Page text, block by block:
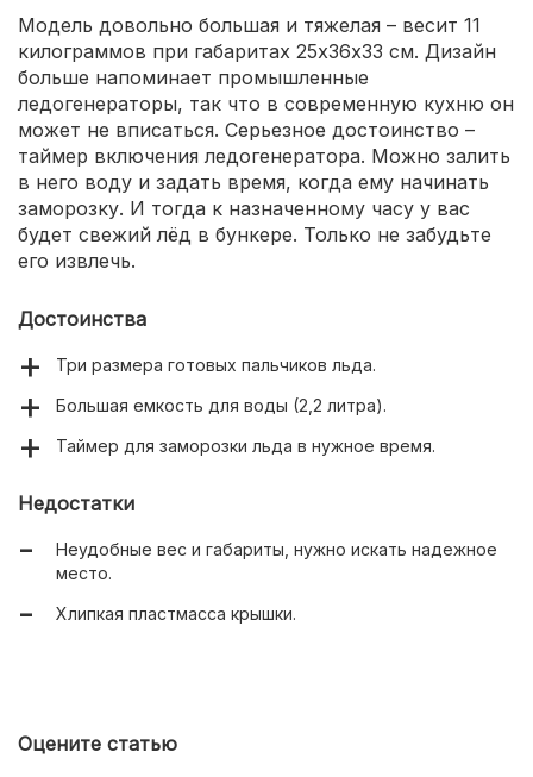
Модель довольно большая и тяжелая – весит 11
килограммов при габаритах 25х36х33 см. Дизайн
больше напоминает промышленные
ледогенераторы, так что в современную кухню он
может не вписаться. Серьезное достоинство –
таймер включения ледогенератора. Можно залить
в него воду и задать время, когда ему начинать
заморозку. И тогда к назначенному часу у вас
будет свежий лёд в бункере. Только не забудьте
его извлечь.
Достоинства
Три размера готовых пальчиков льда.
Большая емкость для воды (2,2 литра).
Таймер для заморозки льда в нужное время.
Недостатки
Неудобные вес и габариты, нужно искать надежное
место.
Хлипкая пластмасса крышки.
Оцените статью